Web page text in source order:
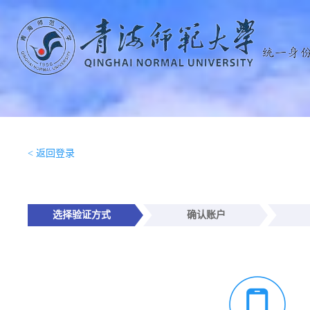
< 返回登录
选择验证方式 确认账户